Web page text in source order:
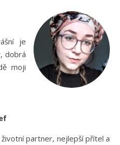
je
dobrá
moji
partner, nejlepší přítel a